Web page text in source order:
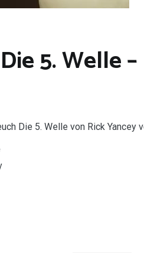
5. Welle
Die 5. Welle von Rick Yancey